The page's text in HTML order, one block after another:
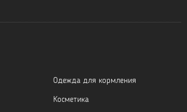
Одежда для кормления
Косметика